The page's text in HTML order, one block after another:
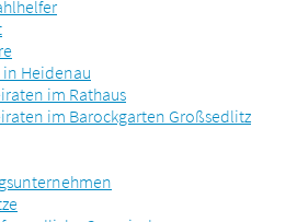
Heidenau
im Rathaus
im Barockgarten Großsedlitz